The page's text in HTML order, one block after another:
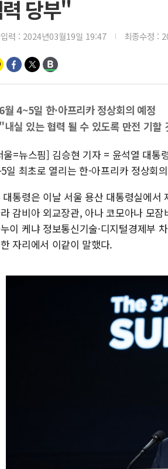
당부"
력 : 2024년03월19일 19:47 최종수정 :
6월 4~5일 한·아프리카 정상회의 예정
"내실 있는 협력 될 수 있도록 만전 기할
울=뉴스핌] 김승현 기자 = 윤석열 대통
일 최초로 열리는 한-아프리카 정상회
대통령은 이날 서울 용산 대통령실에
감비아 외교장관, 아나 코모아나 모
이 케냐 정보통신기술·디지털경제부
자리에서 이같이 말했다.